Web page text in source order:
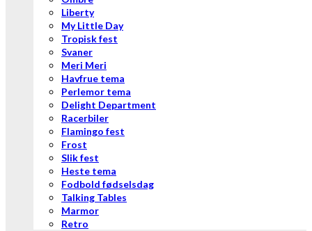
Liberty
My Little Day
Tropisk fest
Svaner
Meri Meri
Havfrue tema
Perlemor tema
Delight Department
Racerbiler
Flamingo fest
Frost
Slik fest
Heste tema
Fodbold fødselsdag
Talking Tables
Marmor
Retro